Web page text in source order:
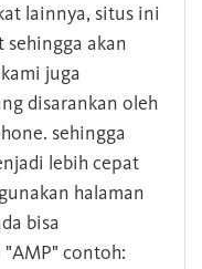
lainnya, situs ini
akan
juga
disarankan oleh
sehingga
lebih cepat
halaman
bisa
contoh: